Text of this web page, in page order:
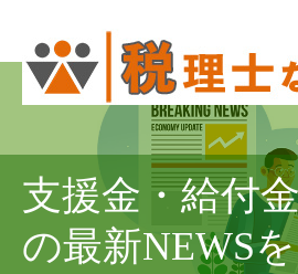
支援金・給付
の最新NEWS